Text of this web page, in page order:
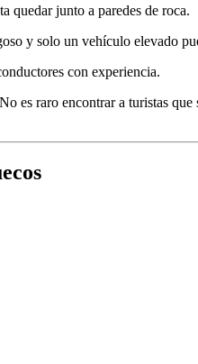
quedar junto a paredes de roca.
y solo un vehículo elevado
con experiencia.
es raro encontrar a turistas